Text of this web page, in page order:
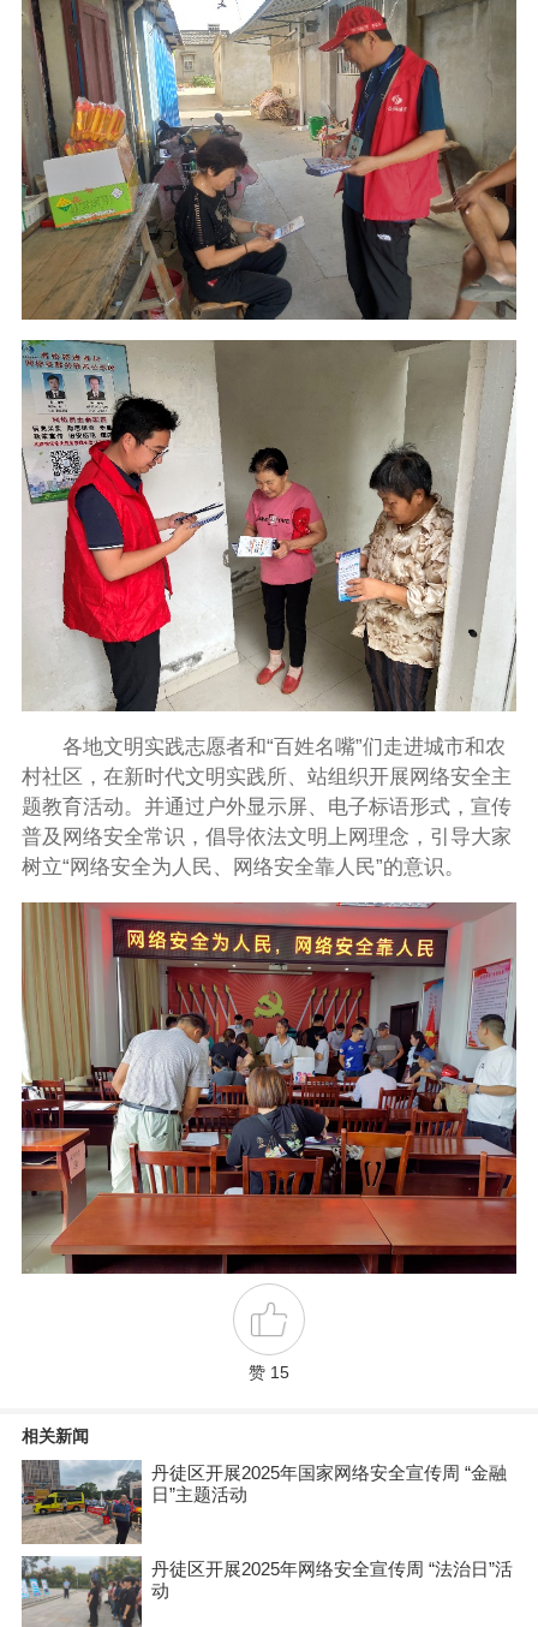
各地文明实践志愿者和“百姓名嘴”们走进城市和农
村社区，在新时代文明实践所、站组织开展网络安全主
题教育活动。并通过户外显示屏、电子标语形式，宣传
普及网络安全常识，倡导依法文明上网理念，引导大家
树立“网络安全为人民、网络安全靠人民”的意识。
赞 15
相关新闻
丹徒区开展2025年国家网络安全宣传周 “金融
日”主题活动
丹徒区开展2025年网络安全宣传周 “法治日”活
动